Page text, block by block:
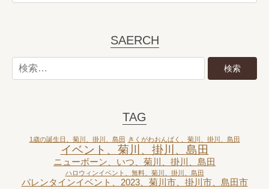
SAERCH
TAG
1歳の誕生日、菊川、掛川、島田 きくがわおんぱく、菊川、掛川、島田
イベント、菊川、掛川、島田
ニューボーン、いつ、菊川、掛川、島田
ハロウィンイベント、無料、菊川、掛川、島田
バレンタインイベント、2023、菊川市、掛川市、島田市